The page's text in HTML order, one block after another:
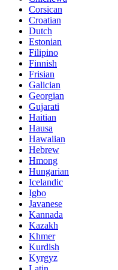
Corsican
Croatian
Dutch
Estonian
Filipino
Finnish
Frisian
Galician
Georgian
Gujarati
Haitian
Hausa
Hawaiian
Hebrew
Hmong
Hungarian
Icelandic
Igbo
Javanese
Kannada
Kazakh
Khmer
Kurdish
Kyrgyz